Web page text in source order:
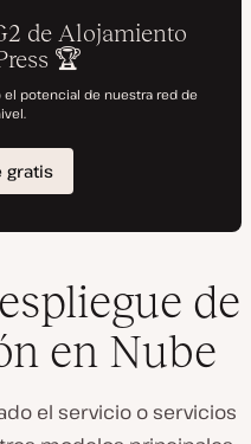
de
en Nube
el servicio o servicios